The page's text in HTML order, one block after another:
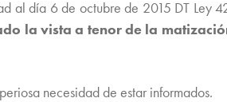
al día 6 de octubre de 2015 DT Ley
la vista a tenor de la
necesidad de estar informados.